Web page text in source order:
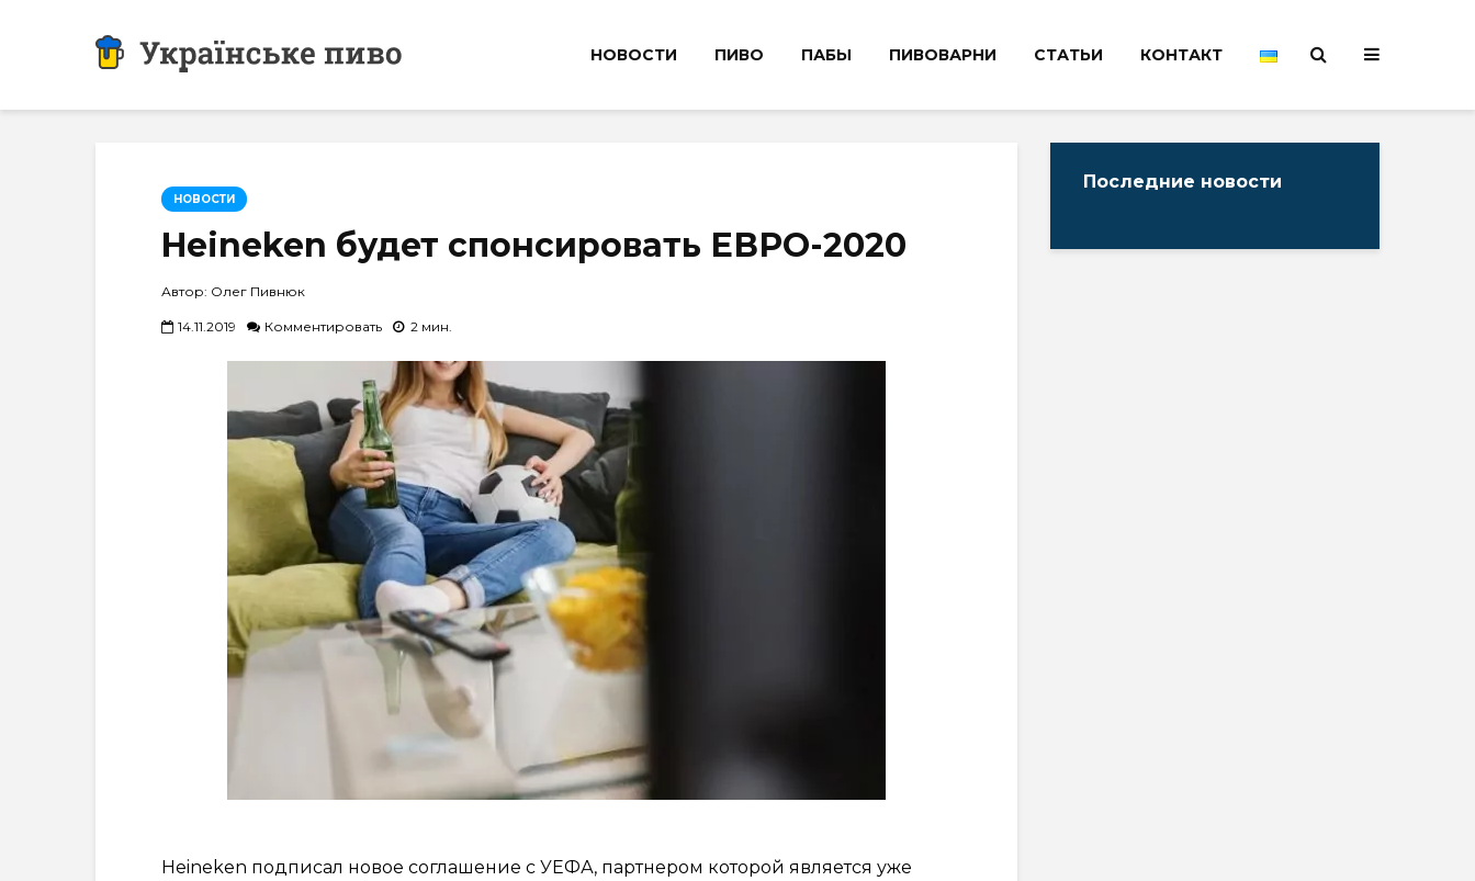
НОВОСТИ ПИВО ПАБЫ ПИВОВАРНИ СТАТЬИ КОНТАКТ
НОВОСТИ
Heineken будет спонсировать ЕВРО-2020
Автор: Олег Пивнюк
14.11.2019 Комментировать 2 мин.
Heineken подписал новое соглашение с УЕФА, партнером которой является уже
Последние новости